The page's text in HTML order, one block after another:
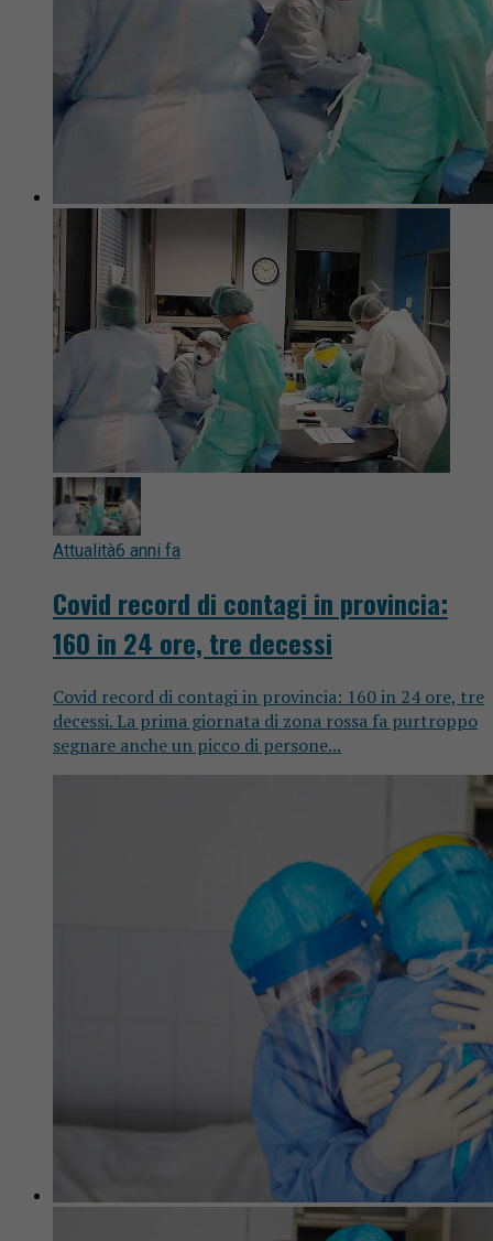
Attualità6 anni fa
Covid record di contagi in provincia:
160 in 24 ore, tre decessi
Covid record di contagi in provincia: 160 in 24 ore, tre
decessi. La prima giornata di zona rossa fa purtroppo
segnare anche un picco di persone...